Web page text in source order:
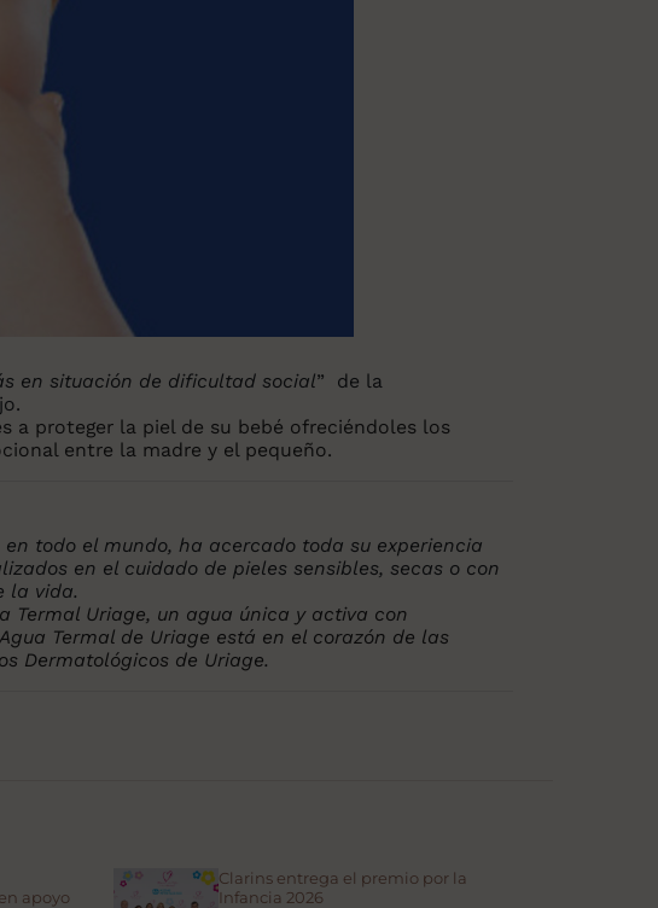
en situación de dificultad social” de la
a proteger la piel de su bebé ofreciéndoles los
entre la madre y el pequeño.
todo el mundo, ha acercado toda su experiencia
en el cuidado de pieles sensibles, secas o con
la vida.
Termal Uriage, un agua única y activa con
Termal de Uriage está en el corazón de las
Dermatológicos de Uriage.
apoyo
Clarins entrega el premio por la
Infancia 2026